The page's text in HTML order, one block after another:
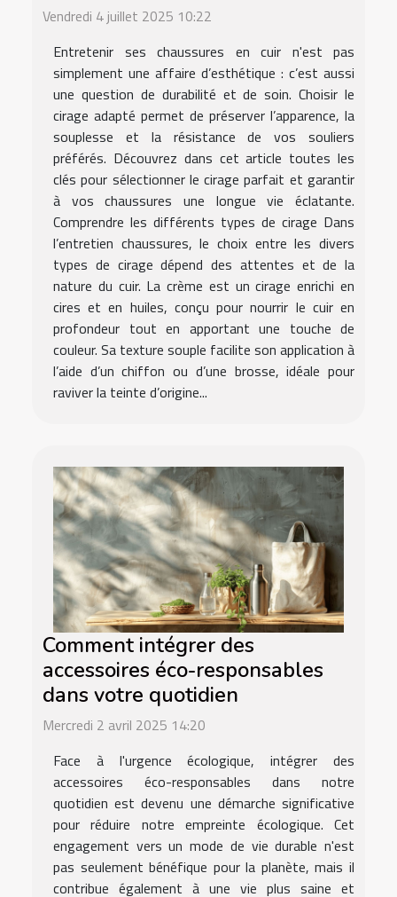
Vendredi 4 juillet 2025 10:22
Entretenir ses chaussures en cuir n'est pas
simplement une affaire d’esthétique : c’est aussi
une question de durabilité et de soin. Choisir le
cirage adapté permet de préserver l’apparence, la
souplesse et la résistance de vos souliers
préférés. Découvrez dans cet article toutes les
clés pour sélectionner le cirage parfait et garantir
à vos chaussures une longue vie éclatante.
Comprendre les différents types de cirage Dans
l’entretien chaussures, le choix entre les divers
types de cirage dépend des attentes et de la
nature du cuir. La crème est un cirage enrichi en
cires et en huiles, conçu pour nourrir le cuir en
profondeur tout en apportant une touche de
couleur. Sa texture souple facilite son application à
l’aide d’un chiffon ou d’une brosse, idéale pour
raviver la teinte d’origine...
Comment intégrer des
accessoires éco-responsables
dans votre quotidien
Mercredi 2 avril 2025 14:20
Face à l'urgence écologique, intégrer des
accessoires éco-responsables dans notre
quotidien est devenu une démarche significative
pour réduire notre empreinte écologique. Cet
engagement vers un mode de vie durable n'est
pas seulement bénéfique pour la planète, mais il
contribue également à une vie plus saine et